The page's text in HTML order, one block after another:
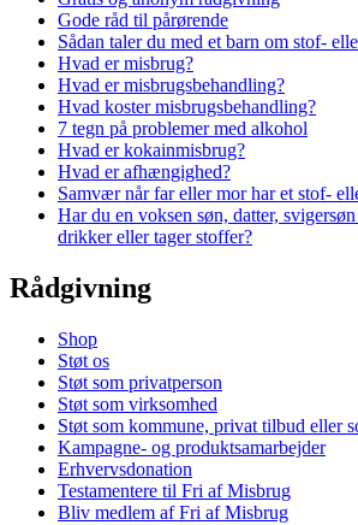
Gode råd til pårørende
Sådan taler du med et barn om stof-
Hvad er misbrug?
Hvad er misbrugsbehandling?
Hvad koster misbrugsbehandling?
7 tegn på problemer med alkohol
Hvad er kokainmisbrug?
Hvad er afhængighed?
Samvær når far eller mor har et stof-
Har du en voksen søn, datter,
drikker eller tager stoffer?
Rådgivning
Shop
Støt os
Støt som privatperson
Støt som virksomhed
Støt som kommune, privat tilbud eller
Kampagne- og produktsamarbejder
Erhvervsdonation
Testamentere til Fri af Misbrug
Bliv medlem af Fri af Misbrug